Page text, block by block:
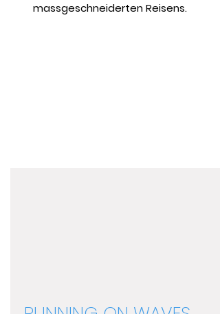
massgeschneiderten Reisens.